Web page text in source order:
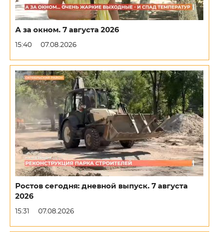
А за окном. 7 августа 2026
15:40 07.08.2026
Ростов сегодня: дневной выпуск. 7 августа
2026
15:31 07.08.2026